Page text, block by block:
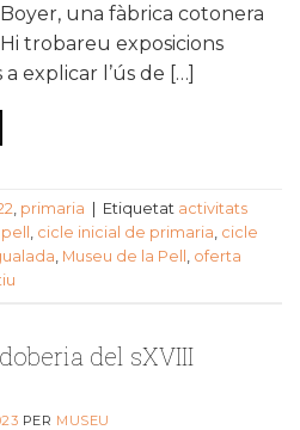
una fàbrica cotonera
trobareu exposicions
explicar l’ús de […]
, primaria Etiquetat activitats
, cicle inicial de primaria, cicle
, Museu de la Pell , oferta
del sXVIII
PER MUSEU